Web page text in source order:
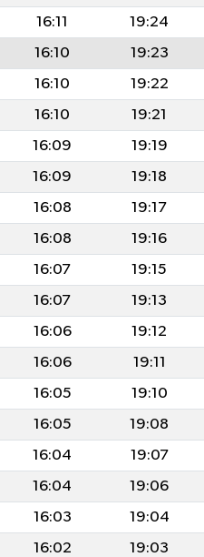
16:11 19:24
16:10 19:23
16:10 19:22
16:10 19:21
16:09 19:19
16:09 19:18
16:08 19:17
16:08 19:16
16:07 19:15
16:07 19:13
16:06 19:12
16:06 19:11
16:05 19:10
16:05 19:08
16:04 19:07
16:04 19:06
16:03 19:04
16:02 19:03